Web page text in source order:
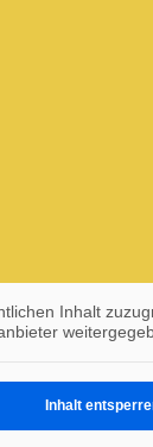
Inhalt
Inhalt